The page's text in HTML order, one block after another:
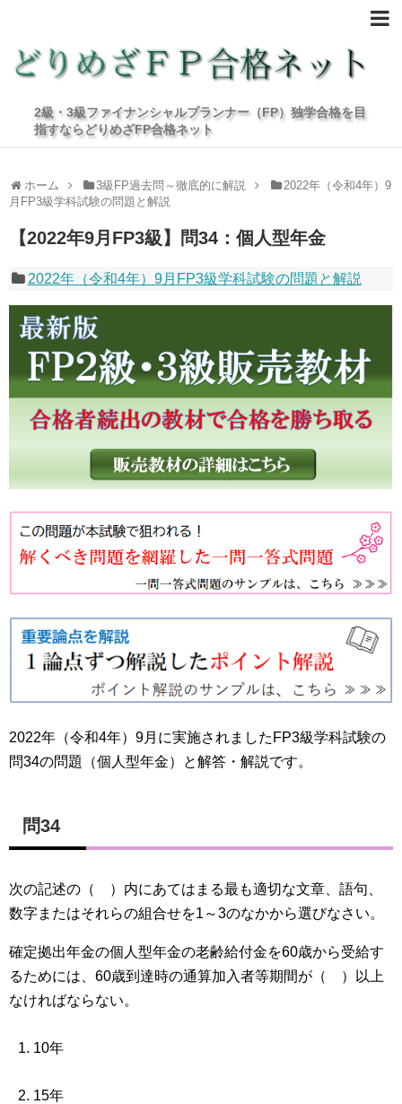
2級・3級ファイナンシャルプランナー（FP）独学合格を目
指すならどりめざFP合格ネット
ホーム 3級FP過去問～徹底的に解説
2022年（令和4年）9
月FP3級学科試験の問題と解説
【2022年9月FP3級】問34：個人型年金
2022年（令和4年）9月FP3級学科試験の問題と解説
2022年（令和4年）9月に実施されましたFP3級学科試験の
問34の問題（個人型年金）と解答・解説です。
問34
次の記述の（ ）内にあてはまる最も適切な文章、語句、
数字またはそれらの組合せを1～3のなかから選びなさい。
確定拠出年金の個人型年金の老齢給付金を60歳から受給す
るためには、60歳到達時の通算加入者等期間が（ ）以上
なければならない。
10年
15年